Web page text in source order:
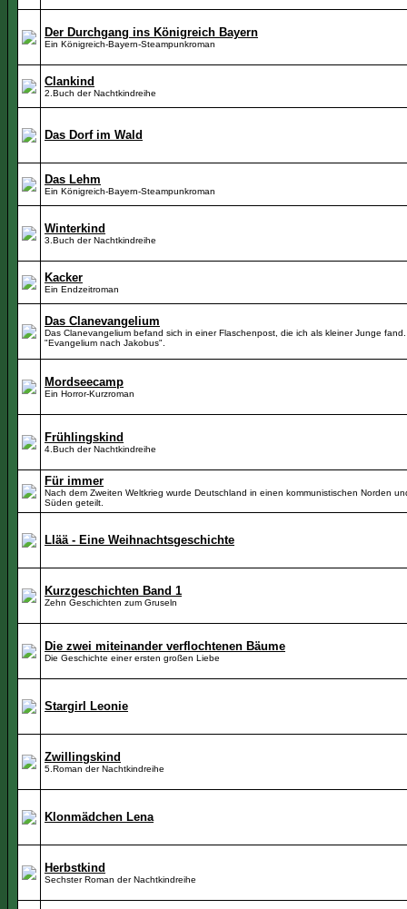
Der Durchgang ins Königreich Bayern
Ein Königreich-Bayern-Steampunkroman
Clankind
2.Buch der Nachtkindreihe
Das Dorf im Wald
Das Lehm
Ein Königreich-Bayern-Steampunkroman
Winterkind
3.Buch der Nachtkindreihe
Kacker
Ein Endzeitroman
Das Clanevangelium
Das Clanevangelium befand sich in einer Flaschenpost, die ich als kleiner Junge
"Evangelium nach Jakobus".
Mordseecamp
Ein Horror-Kurzroman
Frühlingskind
4.Buch der Nachtkindreihe
Für immer
Nach dem Zweiten Weltkrieg wurde Deutschland in einen kommunistischen Norden
Süden geteilt.
Llää - Eine Weihnachtsgeschichte
Kurzgeschichten Band 1
Zehn Geschichten zum Gruseln
Die zwei miteinander verflochtenen Bäume
Die Geschichte einer ersten großen Liebe
Stargirl Leonie
Zwillingskind
5.Roman der Nachtkindreihe
Klonmädchen Lena
Herbstkind
Sechster Roman der Nachtkindreihe